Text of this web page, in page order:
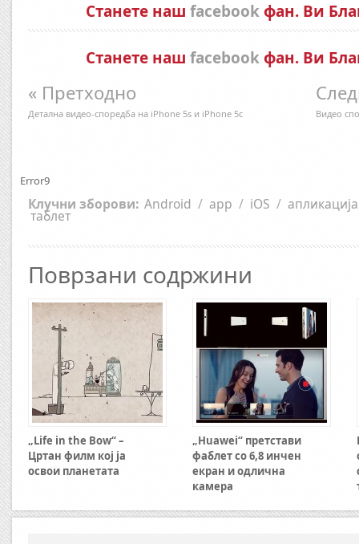
Станете наш facebookфан. Ви
Станете наш facebookфан. Ви
« Претходно
Детална видео-споредба на iPhone 5s и iPhone 5c Видео
Error9
Клучни зборови: Android / app / iOS / апликација
таблет
Поврзани содржини
„Life in the Bow“ –
Цртан филм кој ја
освои планетата
„Huawei“ претстави
фаблет со 6,8 инчен
екран и одлична
камера